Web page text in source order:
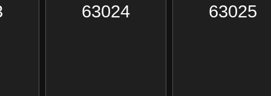
63024 63025